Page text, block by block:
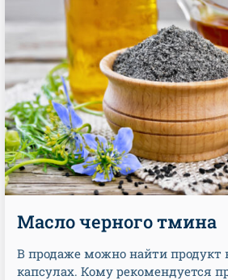
Масло черного тмина
В продаже можно найти продукт
капсулах. Кому рекомендуется